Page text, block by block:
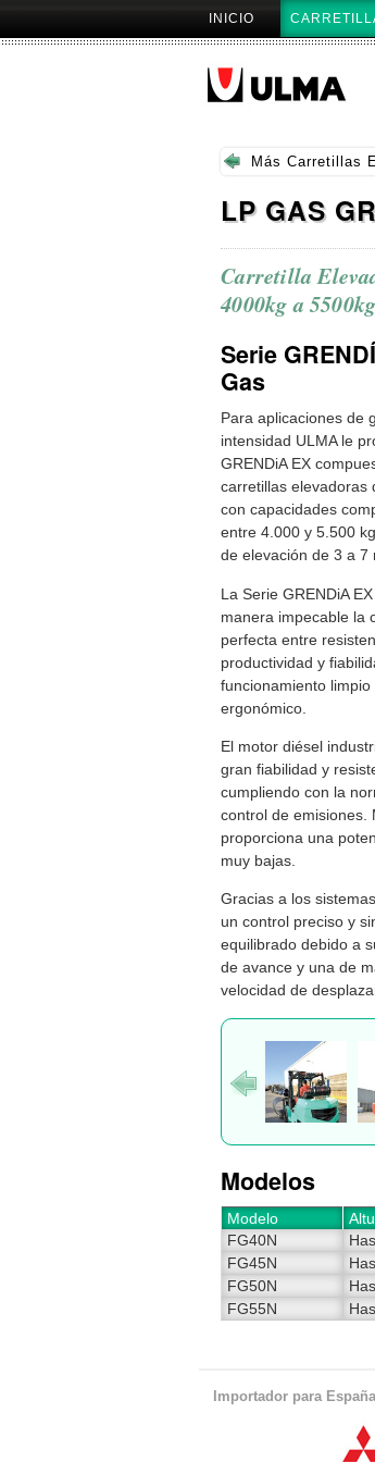
contenido.
Saltar
INICIO
MásCarretillas
LP GAS
Carretilla
4000kg a 5500kg
Serie
Gas
Para aplicaciones de
intensidad ULMA le
GRENDiA EX
carretillas elevadoras
con capacidades
entre 4.000 y 5.500
de elevación de 3 a 7
La Serie GRENDiA
manera impecable la
perfecta entre
productividad y
funcionamiento
ergonómico.
El motor diésel
gran fiabilidad y
cumpliendo con la
control de emisiones.
proporciona una
muy bajas.
Gracias a los
un control preciso y
equilibrado debido a
de avance y una de
velocidad de
Modelos
Modelo
FG40N
FG45N
FG50N
FG55N
Importador para